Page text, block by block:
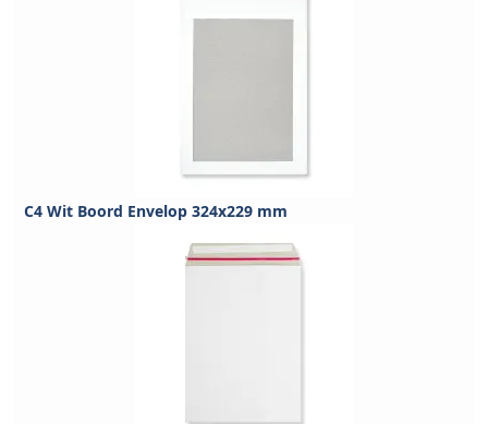
C4 Wit Boord Envelop 324x229 mm